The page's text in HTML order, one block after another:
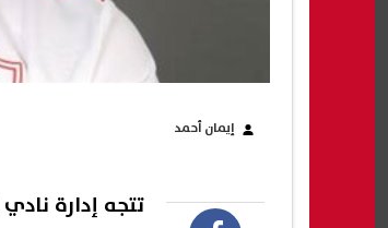
إيمان أحمد
تتجه إدارة